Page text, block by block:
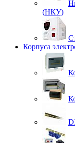
(НКУ)
Корпуса